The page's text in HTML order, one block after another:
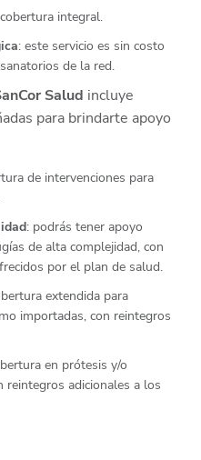
integral.
: este servicio es sin costo
de la red.
Salud incluye
para brindarte apoyo
de intervenciones para
: podrás tener apoyo
de alta complejidad, con
por el plan de salud.
extendida para
importadas, con reintegros
en prótesis y/o
adicionales a los